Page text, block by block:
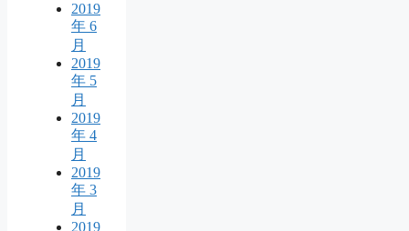
2019
年 6
月
2019
年 5
月
2019
年 4
月
2019
年 3
月
2019